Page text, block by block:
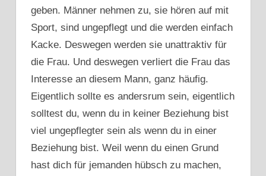
geben. Männer nehmen zu, sie hören auf mit
Sport, sind ungepflegt und die werden einfach
Kacke. Deswegen werden sie unattraktiv für
die Frau. Und deswegen verliert die Frau das
Interesse an diesem Mann, ganz häufig.
Eigentlich sollte es andersrum sein, eigentlich
solltest du, wenn du in keiner Beziehung bist
viel ungepflegter sein als wenn du in einer
Beziehung bist. Weil wenn du einen Grund
hast dich für jemanden hübsch zu machen,